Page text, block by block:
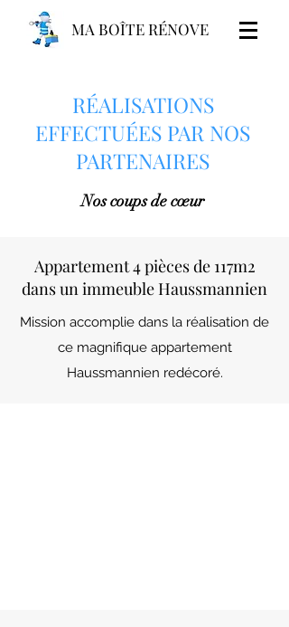
MA BOÎTE RÉNOVE
RÉALISATIONS
EFFECTUÉES PAR NOS
PARTENAIRES
Nos coups decœur
Appartement 4 pièces de 117m2
dans un immeuble Haussmannien
Mission accomplie dans la réalisation de
ce magnifique appartement
Haussmannien redécoré.